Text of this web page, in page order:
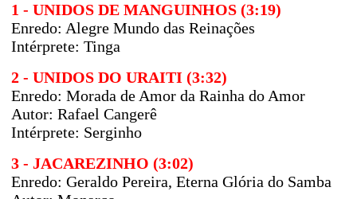
1 - UNIDOS DE MANGUINHOS (3:19)
Enredo: Alegre Mundo das Reinações
Intérprete: Tinga
2 - UNIDOS DO URAITI (3:32)
Enredo: Morada de Amor da Rainha do Amor
Autor: Rafael Cangerê
Intérprete: Serginho
3 - JACAREZINHO (3:02)
Enredo: Geraldo Pereira, Eterna Glória do Samba